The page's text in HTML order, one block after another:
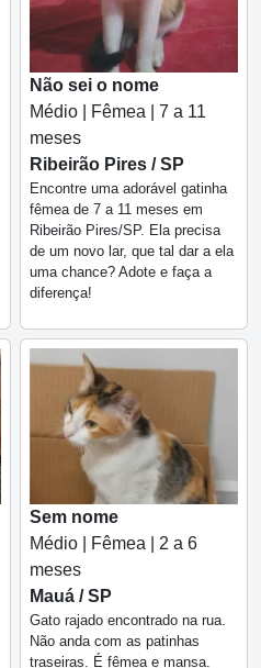
Não sei o nome
Médio | Fêmea | 7 a 11
meses
Ribeirão Pires / SP
Encontre uma adorável gatinha
fêmea de 7 a 11 meses em
Ribeirão Pires/SP. Ela precisa
de um novo lar, que tal dar a ela
uma chance? Adote e faça a
diferença!
Sem nome
Médio | Fêmea | 2 a 6
meses
Mauá / SP
Gato rajado encontrado na rua.
Não anda com as patinhas
traseiras. É fêmea e mansa.